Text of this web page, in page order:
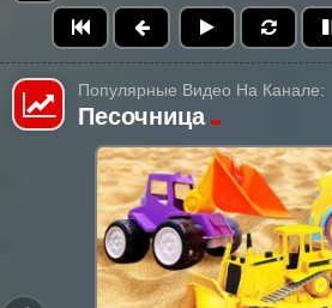
Популярные Видео На Канале:
Песочница